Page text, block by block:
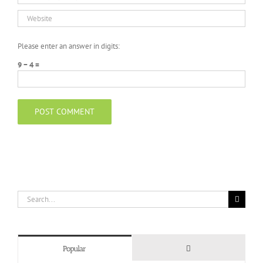
Please enter an answer in digits:
9 − 4 =
Search
for:
Popular Comments